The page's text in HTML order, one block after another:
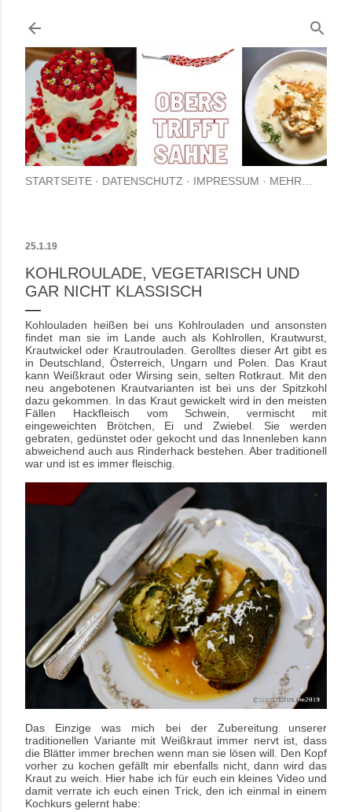
STARTSEITE DATENSCHUTZ IMPRESSUM MEHR…
25.1.19
KOHLROULADE, VEGETARISCH UND
GAR NICHT KLASSISCH
Kohlouladen heißen bei uns Kohlrouladen und ansonsten
findet man sie im Lande auch als Kohlrollen, Krautwurst,
Krautwickel oder Krautrouladen. Gerolltes dieser Art gibt es
in Deutschland, Österreich, Ungarn und Polen. Das Kraut
kann Weißkraut oder Wirsing sein, selten Rotkraut. Mit den
neu angebotenen Krautvarianten ist bei uns der Spitzkohl
dazu gekommen. In das Kraut gewickelt wird in den meisten
Fällen Hackfleisch vom Schwein, vermischt mit
eingeweichten Brötchen, Ei und Zwiebel. Sie werden
gebraten, gedünstet oder gekocht und das Innenleben kann
abweichend auch aus Rinderhack bestehen. Aber traditionell
war und ist es immer fleischig.
Das Einzige was mich bei der Zubereitung unserer
traditionellen Variante mit Weißkraut immer nervt ist, dass
die Blätter immer brechen wenn man sie lösen will. Den Kopf
vorher zu kochen gefällt mir ebenfalls nicht, dann wird das
Kraut zu weich. Hier habe ich für euch ein kleines Video und
damit verrate ich euch einen Trick, den ich einmal in einem
Kochkurs gelernt habe: